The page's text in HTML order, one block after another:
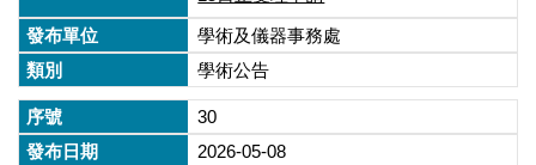
學術及儀器事務處
學術公告
30
2026-05-08